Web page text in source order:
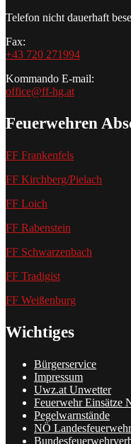
Telefon nicht dauerhaft
Fax:
+43 720 271994
Kommando E-mail:
office@ff-hg.at
Feuerwehren
FF Frankenfels
FF Kirchberg/Pielach
FF Loich
FF Rabenstein
FF Schwarzenbach
FF Tradigist
FF Weißenburg
Wichtiges
Bürgerservice
Impressum
Uwz.at Unwetter
Feuerwehr Einsätze
Pegelwarnstände
NÖ